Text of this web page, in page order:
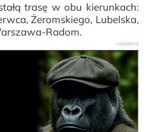
trasę w obu kierunkach:
Żeromskiego, Lubelska,
Radom.